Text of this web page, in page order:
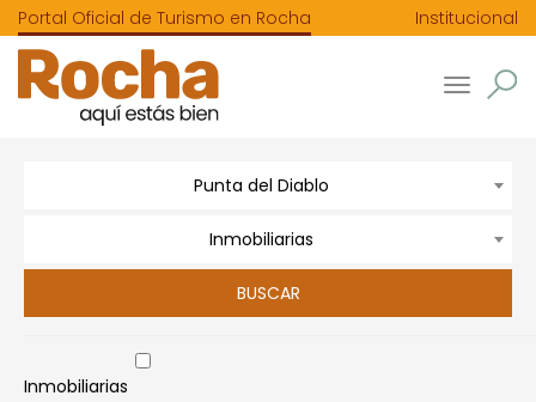
Portal Oficial de Turismo en Rocha Institucional
Toggle
Punta del Diablo
Inmobiliarias
Inmobiliarias